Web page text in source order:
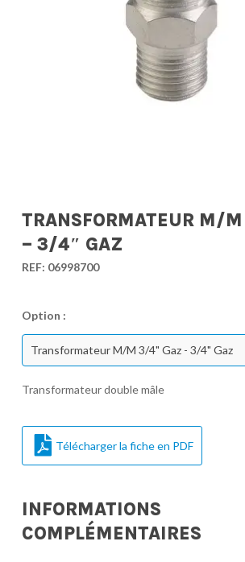
TRANSFORMATEUR M/
– 3/4″ GAZ
REF: 06998700
Option :
Transformateur M/M 3/4" Gaz - 3/4" Gaz
Transformateur double mâle
Télécharger la fiche en PDF
INFORMATIONS
COMPLÉMENTAIRES